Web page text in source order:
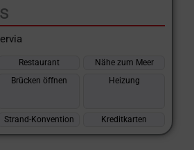
Restaurant
Nähe zum Meer
Brücken öffnen Heizung
Strand-Konvention Kreditkarten